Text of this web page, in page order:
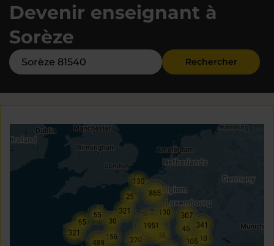
Devenir enseignant à
Sorèze
Rechercher